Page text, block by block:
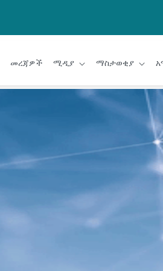
መረጃዎች ሚዲያ ማስታወቂያ